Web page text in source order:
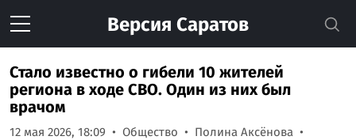
Версия Саратов
Стало известно о гибели 10 жителей
региона в ходе СВО. Один из них был
врачом
12 мая 2026, 18:09 Общество
Полина Аксёнова